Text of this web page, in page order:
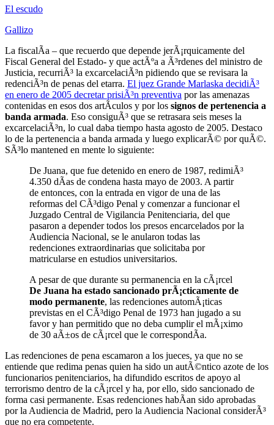
El escudo
Gallizo
La fiscalÃ­a – que recuerdo que depende jerÃ¡rquicamente del
Fiscal General del Estado- y que actÃºa a Ã³rdenes del ministro de
Justicia, recurriÃ³ la excarcelaciÃ³n pidiendo que se revisara la
redenciÃ³n de penas del etarra. El juez Grande Marlaska decidiÃ³
en enero de 2005 decretar prisiÃ³n preventiva por las amenazas
contenidas en esos dos artÃ­culos y por los signos de pertenencia a
banda armada. Eso consiguÃ³ que se retrasara seis meses la
excarcelaciÃ³n, lo cual daba tiempo hasta agosto de 2005. Destaco
lo de la pertenencia a banda armada y luego explicarÃ© por quÃ©.
SÃ³lo mantened en mente lo siguiente:
De Juana, que fue detenido en enero de 1987, redimiÃ³
4.350 dÃ­as de condena hasta mayo de 2003. A partir
de entonces, con la entrada en vigor de una de las
reformas del CÃ³digo Penal y comenzar a funcionar el
Juzgado Central de Vigilancia Penitenciaria, del que
pasaron a depender todos los presos encarcelados por la
Audiencia Nacional, se le anularon todas las
redenciones extraordinarias que solicitaba por
matricularse en estudios universitarios.
A pesar de que durante su permanencia en la cÃ¡rcel
De Juana ha estado sancionado prÃ¡cticamente de
modo permanente, las redenciones automÃ¡ticas
previstas en el CÃ³digo Penal de 1973 han jugado a su
favor y han permitido que no deba cumplir el mÃ¡ximo
de 30 aÃ±os de cÃ¡rcel que le correspondÃ­a.
Las redenciones de pena escamaron a los jueces, ya que no se
entiende que redima penas quien ha sido un autÃ©ntico azote de los
funcionarios penitenciarios, ha difundido escritos de apoyo al
terrorismo dentro de la cÃ¡rcel y ha, por ello, sido sancionado de
forma casi permanente. Esas redenciones habÃ­an sido aprobadas
por la Audiencia de Madrid, pero la Audiencia Nacional considerÃ³
que no era competente.